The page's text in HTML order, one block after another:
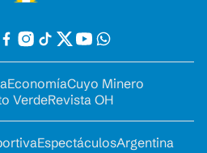
EconomíaCuyo Minero
VerdeRevista OH
EspectáculosArgentina